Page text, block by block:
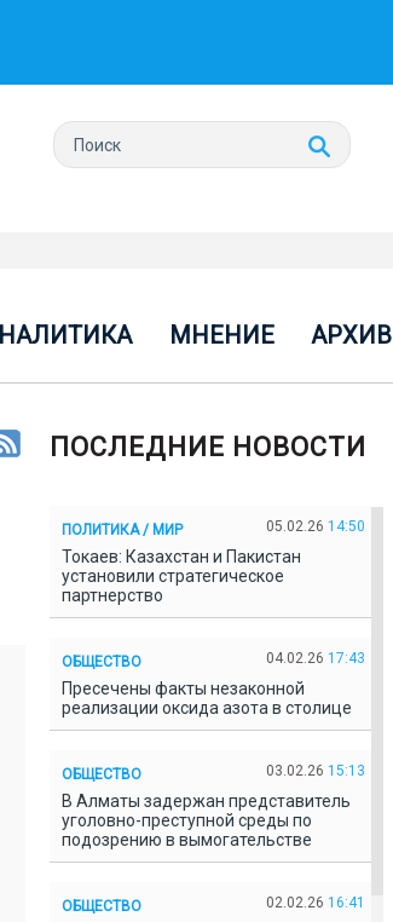
МНЕНИЕ АРХИВ
ПОСЛЕДНИЕ НОВОСТИ
ПОЛИТИКА / МИР 05.02.26 14:50
Токаев: Казахстан и Пакистан
установили стратегическое
партнерство
ОБЩЕСТВО 04.02.26 17:43
Пресечены факты незаконной
реализации оксида азота в столице
ОБЩЕСТВО 03.02.26 15:13
В Алматы задержан представитель
уголовно-преступной среды по
подозрению в вымогательстве
ОБЩЕСТВО 02.02.26 16:41